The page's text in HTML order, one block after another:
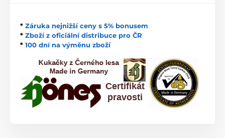
* Záruka nejnižší ceny s 5% bonusem
* Zboží z oficiální distribuce pro ČR
* 100 dní na výměnu zboží